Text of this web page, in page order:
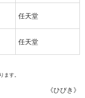
任天堂
任天堂
す。
《ひびき》